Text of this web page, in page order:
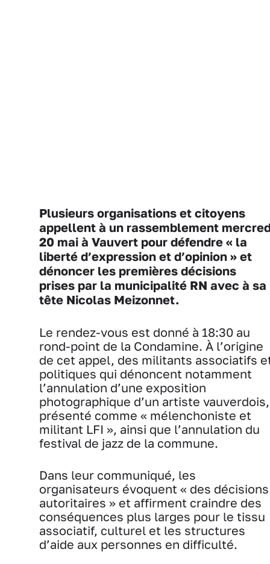
Plusieurs organisations et citoyens
appellent à un rassemblement
20 mai à Vauvert pour défendre « la
liberté d’expression et d’opinion » et
dénoncer les premières décisions
prises par la municipalité RN avec à sa
tête Nicolas Meizonnet.
Le rendez-vous est donné à 18:30 au
rond-point de la Condamine. À l’origine
de cet appel, des militants associatifs
politiques qui dénoncent notamment
l’annulation d’une exposition
photographique d’un artiste vauverdois,
présenté comme « mélenchoniste et
militant LFI », ainsi que l’annulation du
festival de jazz de la commune.
Dans leur communiqué, les
organisateurs évoquent « des décisions
autoritaires » et affirment craindre des
conséquences plus larges pour le tissu
associatif, culturel et les structures
d’aide aux personnes en difficulté.